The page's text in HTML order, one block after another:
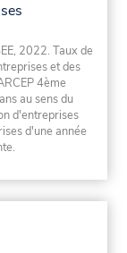
2022. Taux de
et des
4ème
au sens du
d'entreprises
d'une année